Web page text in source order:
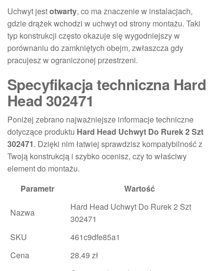
Uchwyt jestotwarty, co ma znaczenie w instalacjach,
gdzie drążek wchodzi w uchwyt od strony montażu. Taki
typ konstrukcji często okazuje się wygodniejszy w
porównaniu do zamkniętych obejm, zwłaszcza gdy
pracujesz w ograniczonej przestrzeni.
Specyfikacja techniczna Hard
Head 302471
Poniżej zebrano najważniejsze informacje techniczne
dotyczące produktu Hard Head Uchwyt Do Rurek 2 Szt
302471. Dzięki nim łatwiej sprawdzisz kompatybilność z
Twoją konstrukcją i szybko ocenisz, czy to właściwy
element do montażu.
Parametr
Wartość
Nazwa
Hard Head Uchwyt Do Rurek 2 Szt
302471
SKU
461c9dfe85a1
Cena
28.49 zł